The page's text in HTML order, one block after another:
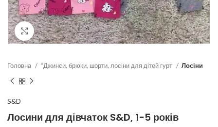
Click to enlarge
Головна *Джинси, брюки, шорти, лосіни для дітей гурт Лосіни
S&D
Лосини для дівчаток S&D, 1-5 років